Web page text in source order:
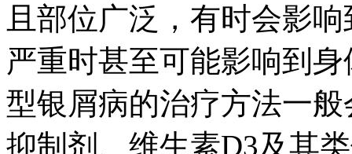
且部位广泛，有时会影
严重时甚至可能影响到
型银屑病的治疗方法一
抑制剂、维生素D3及其